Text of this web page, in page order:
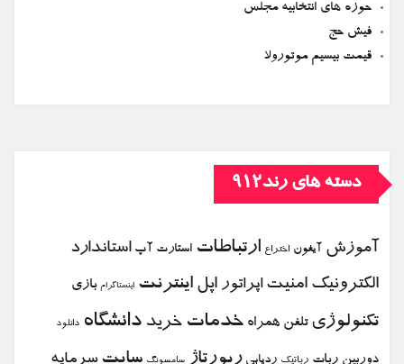
حوزه های انتخابیه مجلس
فیش حج
قیمت بیسیم موتورولا
دسته های رند912
آموزش آیفون اختراع ارتباطات استارت آپ استاندارد
الكترونیك امنیت اپراتور اپل اینترنت اینستاگرام بازی
تكنولوژی تلفن همراه خدمات خرید دانشگاه دانلود
دوربین ربات رباتیك ردیابی سامسونگ